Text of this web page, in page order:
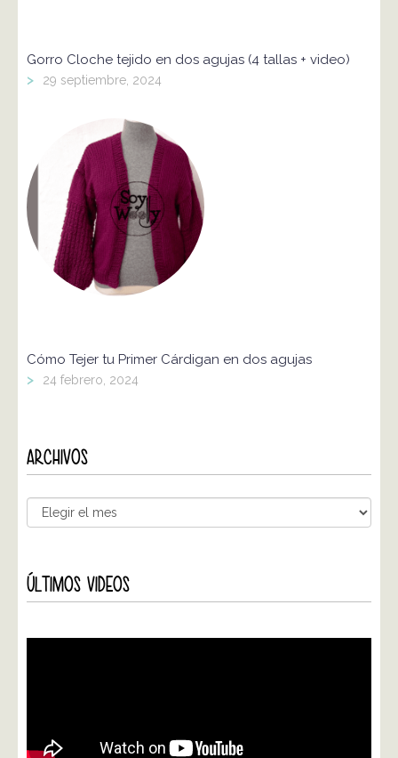
Gorro Cloche tejido en dos agujas (4 tallas + video)
> 29 septiembre, 2024
Cómo Tejer tu Primer Cárdigan en dos agujas
> 24 febrero, 2024
ARCHIVOS
ÚLTIMOS VIDEOS